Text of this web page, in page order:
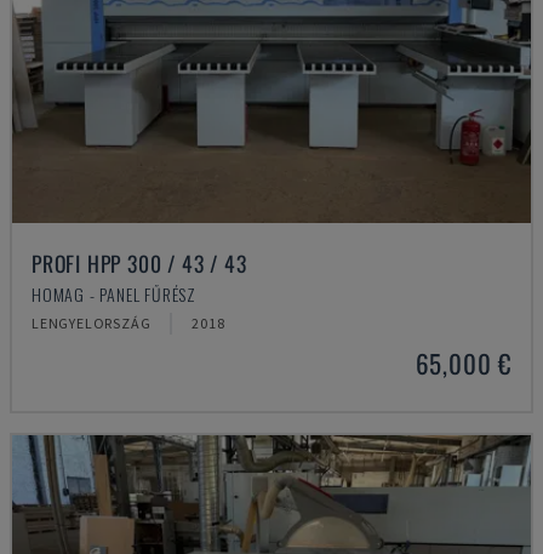
PROFI HPP 300 / 43 / 43
HOMAG - PANEL FŰRÉSZ
LENGYELORSZÁG 2018
65,000 €